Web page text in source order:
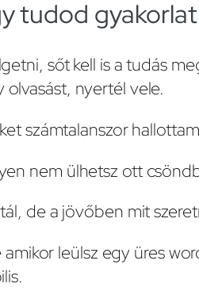
tudod
sőt kell is a tudás
nyertél vele.
számtalanszor
nem ülhetsz ott
de a jövőben mit
leülsz egy üres